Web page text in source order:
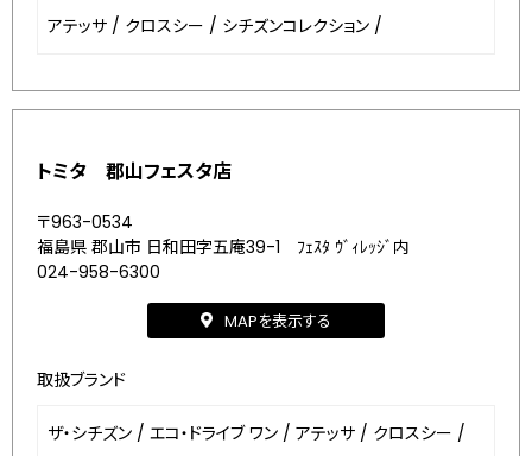
アテッサ / クロスシー / シチズンコレクション /
トミタ 郡山フェスタ店
〒963-0534
福島県 郡山市 日和田字五庵39-1 ﾌｪｽﾀ ｳﾞｨﾚｯｼﾞ内
024-958-6300
MAPを表示する
取扱ブランド
ザ・シチズン / エコ・ドライブ ワン / アテッサ / クロスシー /